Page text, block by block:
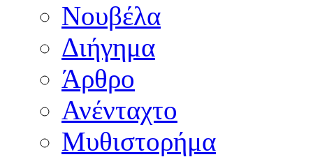
Νουβέλα
Διήγημα
Άρθρο
Ανένταχτο
Μυθιστορήμα